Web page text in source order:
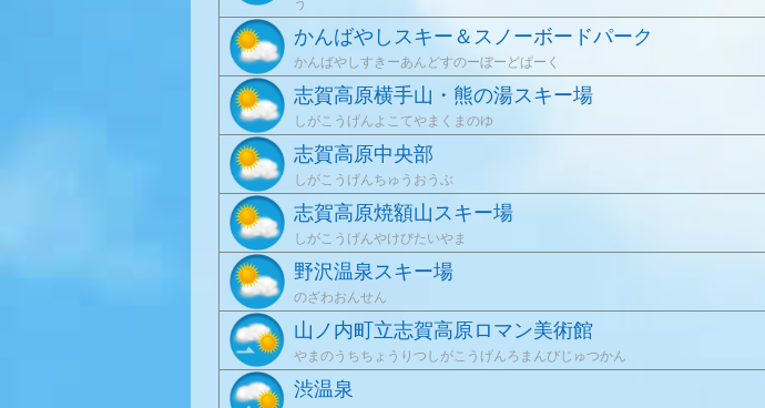
かんばやしスキー＆スノーボードパーク
かんばやしすきーあんどすのーぼーどぱーく
志賀高原横手山・熊の湯スキー場
しがこうげんよこてやまくまのゆ
志賀高原中央部
しがこうげんちゅうおうぶ
志賀高原焼額山スキー場
しがこうげんやけびたいやま
野沢温泉スキー場
のざわおんせん
山ノ内町立志賀高原ロマン美術館
やまのうちちょうりつしがこうげんろまんびじゅつかん
渋温泉